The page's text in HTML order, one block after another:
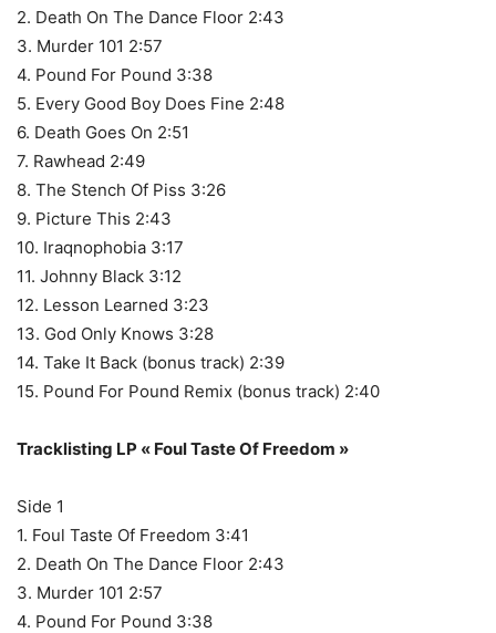
2. Death On The Dance Floor 2:43
3. Murder 101 2:57
4. Pound For Pound 3:38
5. Every Good Boy Does Fine 2:48
6. Death Goes On 2:51
7. Rawhead 2:49
8. The Stench Of Piss 3:26
9. Picture This 2:43
10. Iraqnophobia 3:17
11. Johnny Black 3:12
12. Lesson Learned 3:23
13. God Only Knows 3:28
14. Take It Back (bonus track) 2:39
15. Pound For Pound Remix (bonus track) 2:40
Tracklisting LP « Foul Taste Of Freedom »
Side 1
1. Foul Taste Of Freedom 3:41
2. Death On The Dance Floor 2:43
3. Murder 101 2:57
4. Pound For Pound 3:38